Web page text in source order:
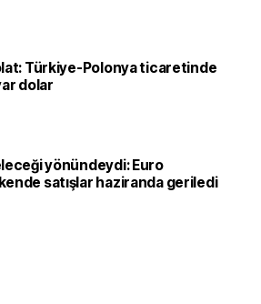
Türkiye-Polonya ticaretinde
dolar
yönündeydi: Euro
satışlar haziranda geriledi